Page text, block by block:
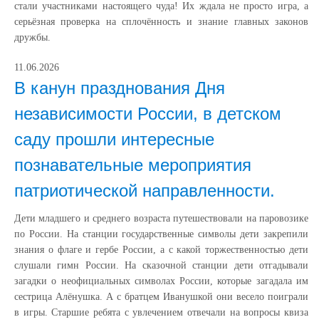
стали участниками настоящего чуда! Их ждала не просто игра, а
серьёзная проверка на сплочённость и знание главных законов
дружбы.
11.06.2026
В канун празднования Дня
независимости России, в детском
саду прошли интересные
познавательные мероприятия
патриотической направленности.
Дети младшего и среднего возраста путешествовали на паровозике
по России. На станции государственные символы дети закрепили
знания о флаге и гербе России, а с какой торжественностью дети
слушали гимн России. На сказочной станции дети отгадывали
загадки о неофициальных символах России, которые загадала им
сестрица Алёнушка. А с братцем Иванушкой они весело поиграли
в игры. Старшие ребята с увлечением отвечали на вопросы квиза